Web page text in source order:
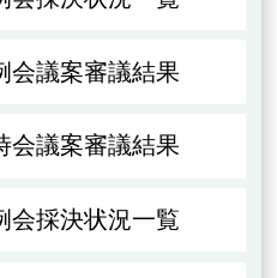
会議案審議結果
会議案審議結果
会採決状況一覧